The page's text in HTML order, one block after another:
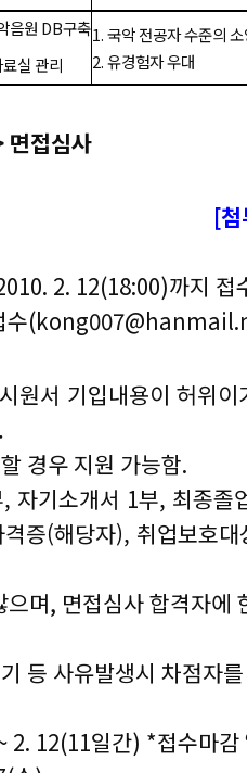
음원 DB구축
실 관리
1. 국악 전공자 수준의
2. 유경험자 우대
면접심사
및 기간 [
2. 12(18:00)까지 접
수
원서 기입내용이 허위
경우 지원 가능함.
자기소개서 1부, 최종졸
증(해당자), 취업보호
며, 면접심사 합격자에
등 사유발생시 차점자
2. 12(11일간) *접수마